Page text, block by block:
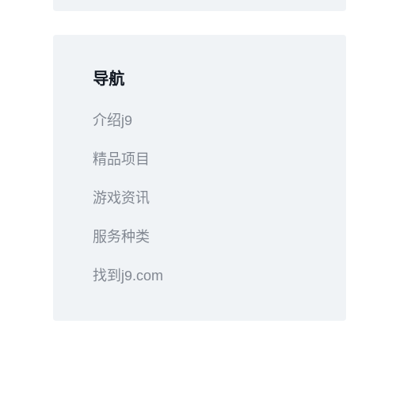
导航
介绍j9
精品项目
游戏资讯
服务种类
找到j9.com